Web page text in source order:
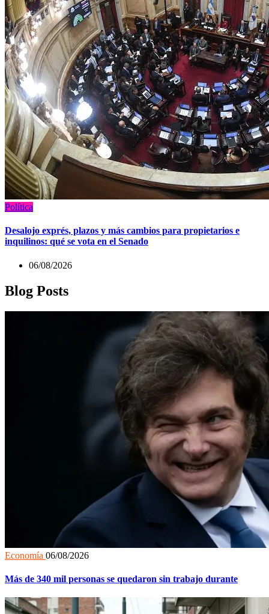
Política
Desalojo exprés, plazos y más cambios para propietarios e
inquilinos: qué se vota en el Senado
06/08/2026
Blog Posts
Economía 06/08/2026
Más de 340 mil personas se quedaron sin trabajo durante